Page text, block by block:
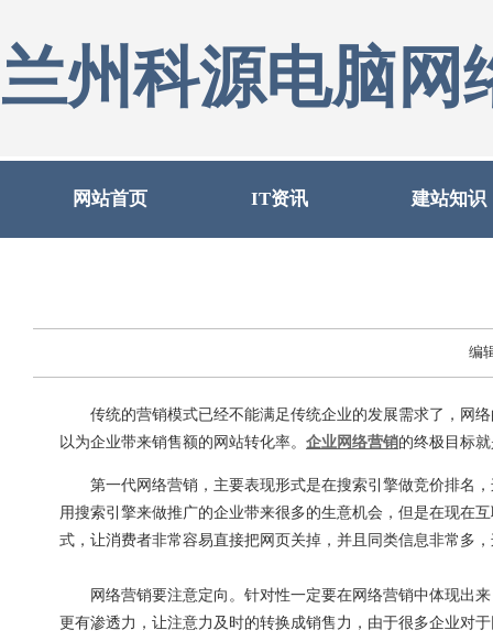
兰州科源电脑网
网站首页 IT资讯 建站知识
编
传统的营销模式已经不能满足传统企业的发展需求了，网络
以为企业带来销售额的网站转化率。 企业网络营销的终极目标
第一代网络营销，主要表现形式是在搜索引擎做竞价排名，
用搜索引擎来做推广的企业带来很多的生意机会，但是在现在
式，让消费者非常容易直接把网页关掉，并且同类信息非常多
网络营销要注意定向。针对性一定要在网络营销中体现出来
更有渗透力，让注意力及时的转换成销售力，由于很多企业对